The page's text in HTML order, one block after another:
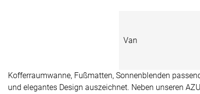
Van
Kofferraumwanne, Fußmatten, Sonnenblenden
und elegantes Design auszeichnet. Neben unseren